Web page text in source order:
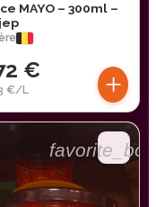
MAYO – 300ml –
€
€/L +